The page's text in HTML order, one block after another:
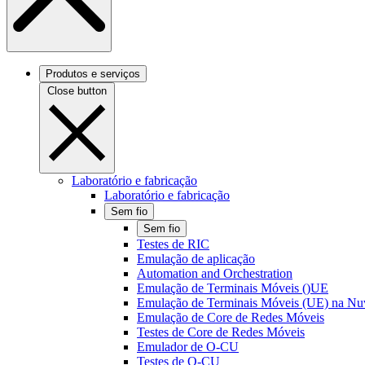
Produtos e serviços
Close button
Laboratório e fabricação
Laboratório e fabricação
Sem fio
Sem fio
Testes de RIC
Emulação de aplicação
Automation and Orchestration
Emulação de Terminais Móveis ()UE
Emulação de Terminais Móveis (UE) na
Emulação de Core de Redes Móveis
Testes de Core de Redes Móveis
Emulador de O-CU
Testes de O-CU